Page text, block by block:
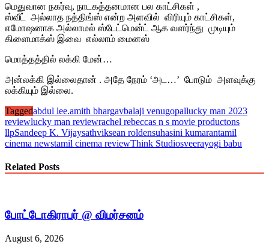
மெதுவான நகர்வு, நாடகத்தனமான பல காட்சிகள் ,
ஸ்வீட் அல்லாத நத்திங்ஸ் என்ற அளவில் விரியும் காட்சிகள்,
எமோஷனாக அல்லாமல் ஸ்டேட்மென்ட் ஆக வளர்ந்து முடியும்
கிளைமாக்ஸ் இவை எல்லாம் மைனஸ்
மொத்தத்தில் லக்கி மேன்…
அன்லக்கி இல்லைதான் . அதே நேரம் ‘அட…’ போடும் அளவுக்கு
லக்கியும் இல்லை.
Taggedabdul lee.amith bhargavbalaji venugopallucky man 2023
reviewlucky man reviewrachel rebeccas n s movie productons
llpSandeep K. Vijaysathviksean roldensuhasini kumarantamil
cinema newstamil cinema reviewThink Studiosveerayogi babu
Related Posts
போட்டோகிராபர் @ விமர்சனம்
August 6, 2026